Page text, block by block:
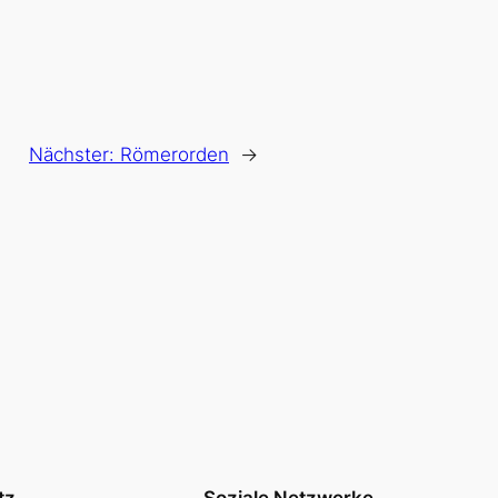
Nächster: Römerorden →